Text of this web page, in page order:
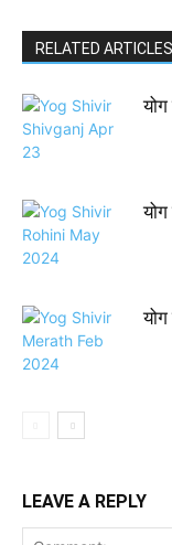
RELATED ARTICLES
LEAVE A REPLY